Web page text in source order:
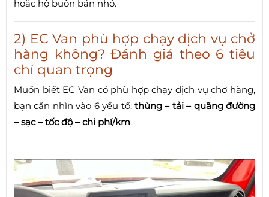
hoặc hộ buôn bán nhỏ.
2) EC Van phù hợp chạy dịch vụ chở
hàng không? Đánh giá theo 6 tiêu
chí quan trọng
Muốn biết EC Van có phù hợp chạy dịch vụ chở hàng,
bạn cần nhìn vào 6 yếu tố: thùng – tải – quãng đường
– sạc – tốc độ – chi phí/km.